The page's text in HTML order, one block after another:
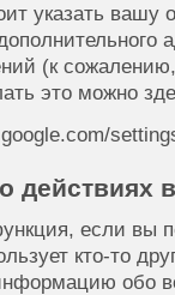
указать вашу
(к
это можно
действиях
если вы
кто-то
обо